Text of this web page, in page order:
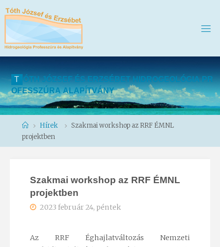
T ÓT H J ÓZS E F ÉS E RZSÉ BET H DROG EOLÓG A P R
OFESSZÚ RA ALAPÍTVÁNY
HomeHírek
Szakmai workshop az RRF ÉMNL
projektben
Szakmai workshop az RRF ÉMNL
projektben
2023 február 24, péntek
Az RRF Éghajlatváltozás Nemzeti